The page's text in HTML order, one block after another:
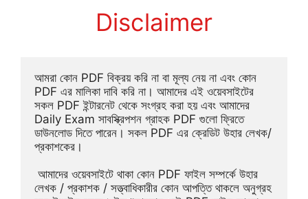
Disclaimer
আমরা কোন PDF বিক্রয় করি না বা মূল্য নেয় না এবং কোন
PDF এর মালিকা দাবি করি না। আমাদের এই ওয়েবসাইটের
সকল PDF ইন্টারনেট থেকে সংগ্রহ করা হয় এবং আমাদের
Daily Exam সাবস্ক্রিপশন গ্রাহক PDF গুলো ফ্রিতে
ডাউনলোড দিতে পারেন। সকল PDF এর ক্রেডিট উহার লেখক/
প্রকাশকের।
লেখক / প্রকাশক / সত্ত্বাধিকারীর কোন আপত্তি থাকলে অনুগ্রহ